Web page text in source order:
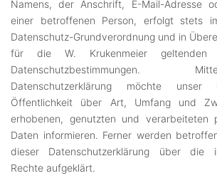
Namens, der Anschrift, E-Mail-Adresse
einer betroffenen Person, erfolgt stets
Datenschutz-Grundverordnung und in
für die W. Krukenmeier geltenden
Datenschutzbestimmungen.
Datenschutzerklärung möchte unser
Öffentlichkeit über Art, Umfang und
erhobenen, genutzten und verarbeiteten
Daten informieren. Ferner werden
dieser Datenschutzerklärung über die
Rechte aufgeklärt.